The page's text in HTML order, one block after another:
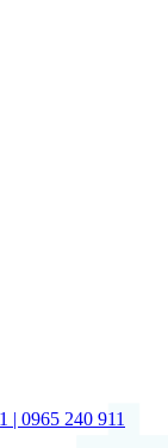
| 0965 240 911